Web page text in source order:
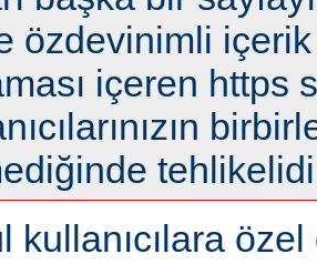
özdevinimli
içeren https
kullanıcılara